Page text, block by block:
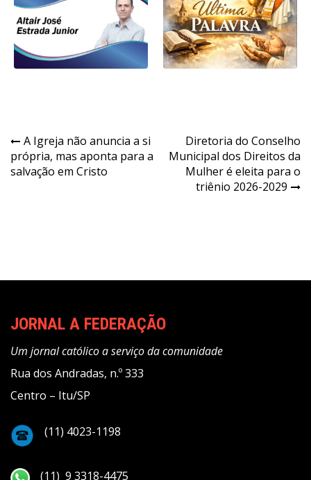
Navegação
de
A Igreja não anuncia a si
própria, mas aponta para a
salvação em Cristo
Diretoria do Conselho
Municipal dos Direitos da
Mulher é eleita para o
triênio 2026-2029
JORNAL A FEDERAÇÃO
Um jornal católico a serviço da comunidade
Rua dos Andradas, n.º 333
Centro – Itu/SP
(11) 4023-1198
(11) 9 3318-4475